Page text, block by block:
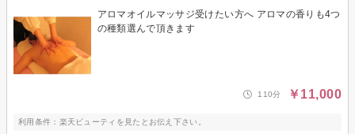
アロマオイルマッサジ受けたい方へ アロマの香りも4つ
の種類選んで頂きます
110分 ￥11,000
利用条件：楽天ビューティを見たとお伝え下さい。